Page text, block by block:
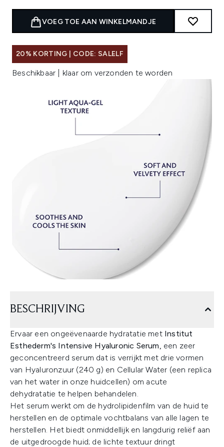
VOEG TOE AAN WINKELMANDJE
20% KORTING | CODE: SALELF
Beschikbaar | klaar om verzonden te worden
BESCHRIJVING
Ervaar een ongeëvenaarde hydratatie met Institut
Esthederm's Intensive Hyaluronic Serum, een zeer
geconcentreerd serum dat is verrijkt met drie vormen
van Hyaluronzuur (240 g) en Cellular Water (een replica
van het water in onze huidcellen) om acute
dehydratatie te helpen behandelen.
Het serum werkt om de hydrolipidenfilm van de huid te
herstellen en de optimale vochtbalans van alle lagen te
herstellen. Het biedt onmiddellijk en langdurig reliëf aan
de uitgedroogde huid; de lichte textuur dringt